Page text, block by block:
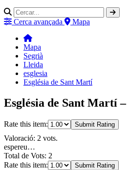
Cerca avançada Mapa
Mapa
Segrià
Lleida
esglesia
Església de Sant Martí
Església de Sant Martí
Rate this item: Submit Rating
Valoració: 2 vots.
espereu…
Total de Vots: 2
Rate this item:
Submit Rating